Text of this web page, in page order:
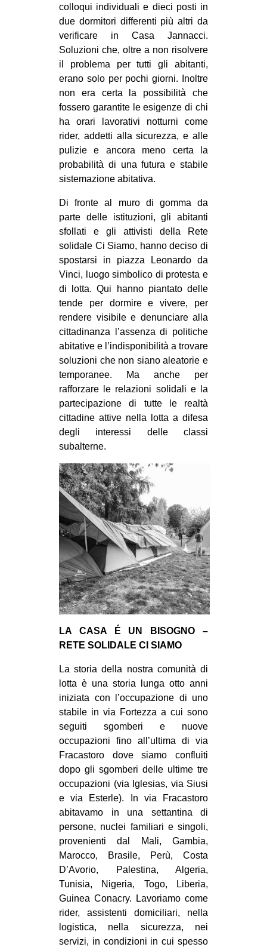
colloqui individuali e dieci posti in
due dormitori differenti più altri da
verificare in Casa Jannacci.
Soluzioni che, oltre a non risolvere
il problema per tutti gli abitanti,
erano solo per pochi giorni. Inoltre
non era certa la possibilità che
fossero garantite le esigenze di chi
ha orari lavorativi notturni come
rider, addetti alla sicurezza, e alle
pulizie e ancora meno certa la
probabilità di una futura e stabile
sistemazione abitativa.
Di fronte al muro di gomma da
parte delle istituzioni, gli abitanti
sfollati e gli attivisti della Rete
solidale Ci Siamo, hanno deciso di
spostarsi in piazza Leonardo da
Vinci, luogo simbolico di protesta e
di lotta. Qui hanno piantato delle
tende per dormire e vivere, per
rendere visibile e denunciare alla
cittadinanza l’assenza di politiche
abitative e l’indisponibilità a trovare
soluzioni che non siano aleatorie e
temporanee. Ma anche per
rafforzare le relazioni solidali e la
partecipazione di tutte le realtà
cittadine attive nella lotta a difesa
degli interessi delle classi
subalterne.
LA CASA É UN BISOGNO –
RETE SOLIDALE CI SIAMO
La storia della nostra comunità di
lotta è una storia lunga otto anni
iniziata con l’occupazione di uno
stabile in via Fortezza a cui sono
seguiti sgomberi e nuove
occupazioni fino all’ultima di via
Fracastoro dove siamo confluiti
dopo gli sgomberi delle ultime tre
occupazioni (via Iglesias, via Siusi
e via Esterle). In via Fracastoro
abitavamo in una settantina di
persone, nuclei familiari e singoli,
provenienti dal Mali, Gambia,
Marocco, Brasile, Perù, Costa
D’Avorio, Palestina, Algeria,
Tunisia, Nigeria, Togo, Liberia,
Guinea Conacry. Lavoriamo come
rider, assistenti domiciliari, nella
logistica, nella sicurezza, nei
servizi, in condizioni in cui spesso